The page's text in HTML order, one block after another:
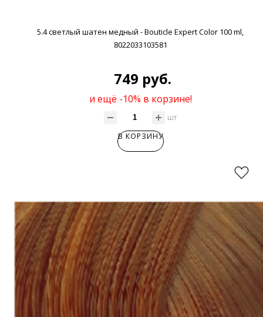
5.4 светлый шатен медный - Bouticle Expert Color 100 ml,
8022033103581
749 руб.
и ещё -10% в корзине!
шт
В КОРЗИНУ